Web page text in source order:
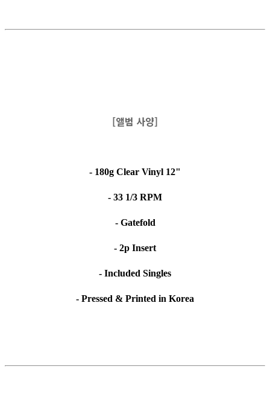
[앨범 사양]
- 180g Clear Vinyl 12"
- 33 1/3 RPM
- Gatefold
- 2p Insert
- Included Singles
- Pressed & Printed in Korea